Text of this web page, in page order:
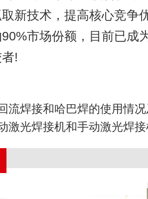
新技术，提高核心竞争
市场份额，目前已成
!
流焊接和哈巴焊的使用情况
激光焊接机和手动激光焊